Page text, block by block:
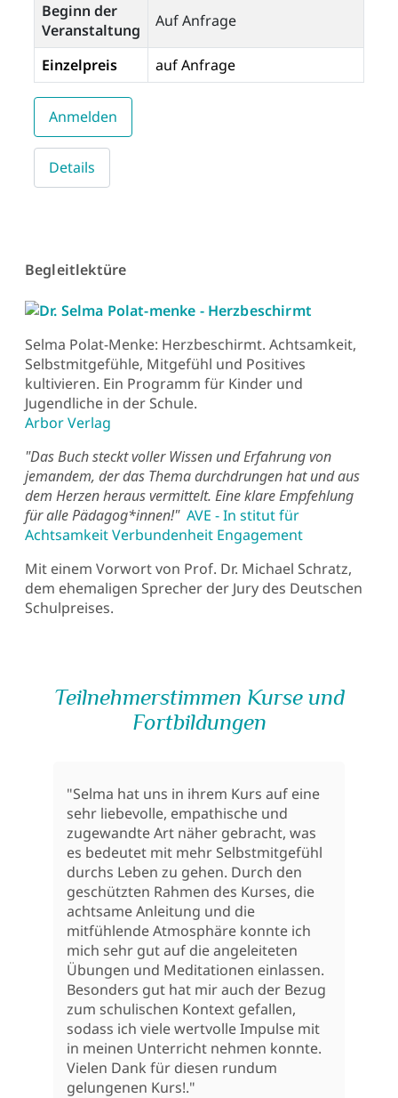
Beginn der
Veranstaltung
Auf Anfrage
Einzelpreis auf Anfrage
Anmelden
Details
Begleitlektüre
Selma Polat-Menke: Herzbeschirmt. Achtsamkeit,
Selbstmitgefühle, Mitgefühl und Positives
kultivieren. Ein Programm für Kinder und
Jugendliche in der Schule.
Arbor Verlag
"Das Buch steckt voller Wissen und Erfahrung von
jemandem, der das Thema durchdrungen hat und aus
dem Herzen heraus vermittelt. Eine klare Empfehlung
für alle Pädagog*innen!" AVE - In stitut für
Achtsamkeit Verbundenheit Engagement
Mit einem Vorwort von Prof. Dr. Michael Schratz,
dem ehemaligen Sprecher der Jury des Deutschen
Schulpreises.
Teilnehmerstimmen Kurse und
Fortbildungen
"Selma hat uns in ihrem Kurs auf eine
sehr liebevolle, empathische und
zugewandte Art näher gebracht, was
es bedeutet mit mehr Selbstmitgefühl
durchs Leben zu gehen. Durch den
geschützten Rahmen des Kurses, die
achtsame Anleitung und die
mitfühlende Atmosphäre konnte ich
mich sehr gut auf die angeleiteten
Übungen und Meditationen einlassen.
Besonders gut hat mir auch der Bezug
zum schulischen Kontext gefallen,
sodass ich viele wertvolle Impulse mit
in meinen Unterricht nehmen konnte.
Vielen Dank für diesen rundum
gelungenen Kurs!."